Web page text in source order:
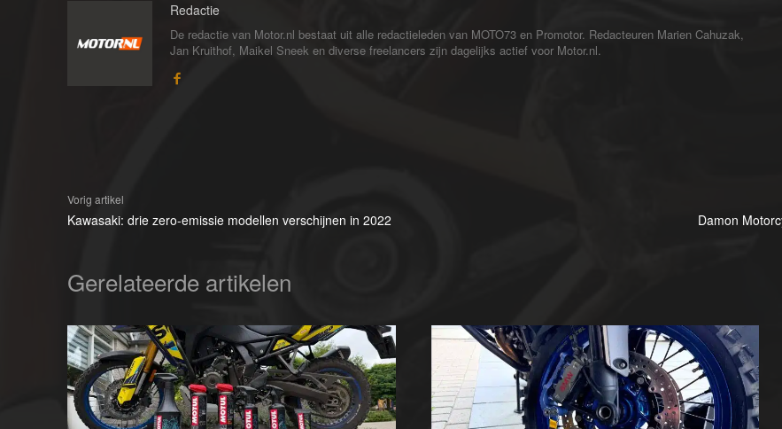
Redactie
De redactie van Motor.nl bestaat uit alle redactieleden van MOTO73 en Promotor. Redacteuren Marien Cahuzak,
Jan Kruithof, Maikel Sneek en diverse freelancers zijn dagelijks actief voor Motor.nl.
Vorig artikel
Kawasaki: drie zero-emissie modellen verschijnen in 2022 Damon
Gerelateerde artikelen